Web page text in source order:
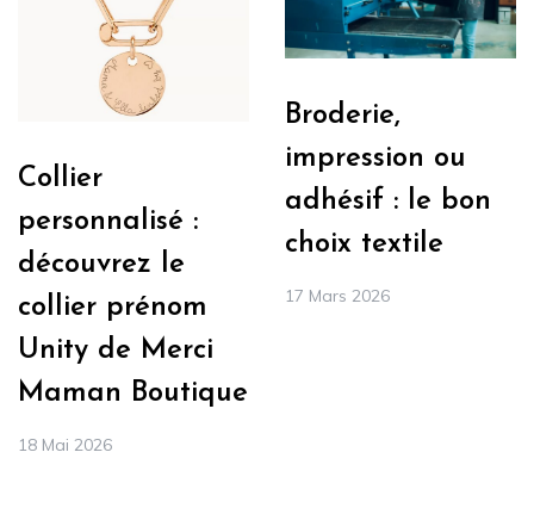
Collier
personnalisé :
découvrez le
collier prénom
Unity de Merci
Maman Boutique
18 Mai 2026
Broderie,
impression ou
adhésif : le bon
choix textile
17 Mars 2026